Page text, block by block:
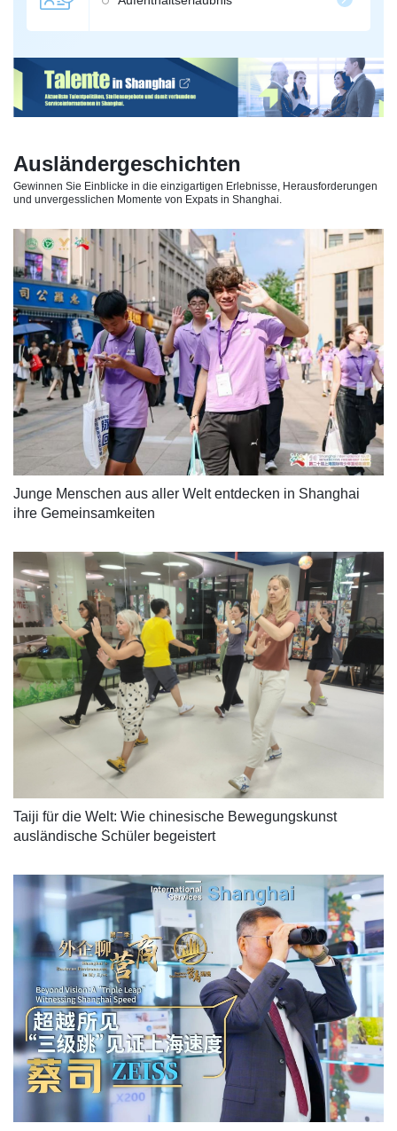
Ausländergeschichten
Gewinnen Sie Einblicke in die einzigartigen Erlebnisse, Herausforderungen
und unvergesslichen Momente von Expats in Shanghai.
Junge Menschen aus aller Welt entdecken in Shanghai
ihre Gemeinsamkeiten
Taiji für die Welt: Wie chinesische Bewegungskunst
ausländische Schüler begeistert